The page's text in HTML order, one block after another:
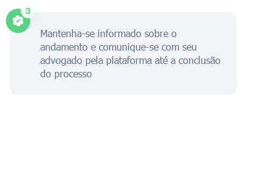
Mantenha-se informado sobre o
andamento e comunique-se com seu
advogado pela plataforma até a conclusão
do processo